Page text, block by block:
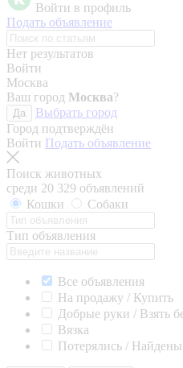
Войти в профиль
Подать объявление
Нет результатов
Войти
Москва
Ваш город Москва?
Да
Выбрать город
Город подтверждён
Войти Подать объявление
Поиск животных
среди 20 329 объявлений
Кошки
Собаки
Тип объявления
Все объявления
На продажу / Купить
Добрые руки / Взять
Вязка
Потерялись / Найдены